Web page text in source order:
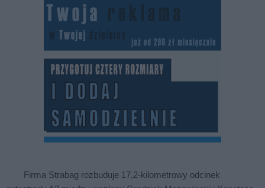
Firma Strabag rozbuduje 17,2-kilometrowy odcinek